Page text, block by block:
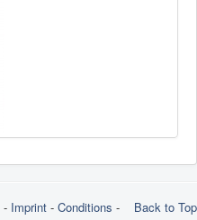
Back to Top
- Imprint - Conditions -